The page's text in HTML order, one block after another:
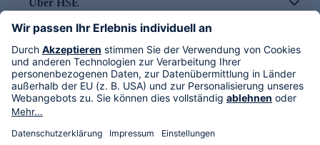
Über HSE
Im TV
HSE International